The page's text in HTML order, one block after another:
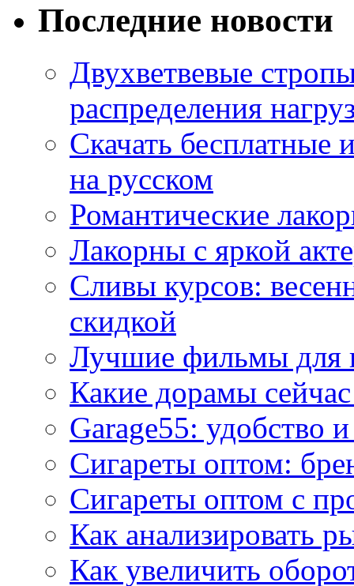
Последние новости
Двухветвевые
распределения
Скачать
на русском
Романтические
Лакорны с яркой
Сливы курсов:
скидкой
Лучшие фильмы для
Какие дорамы
Garage55: удобство
Сигареты оптом:
Сигареты оптом с
Как анализировать
Как увеличить